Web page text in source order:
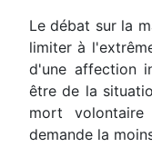
Le débat sur la
limiter à
d'une affection
être de la
mort
demande la